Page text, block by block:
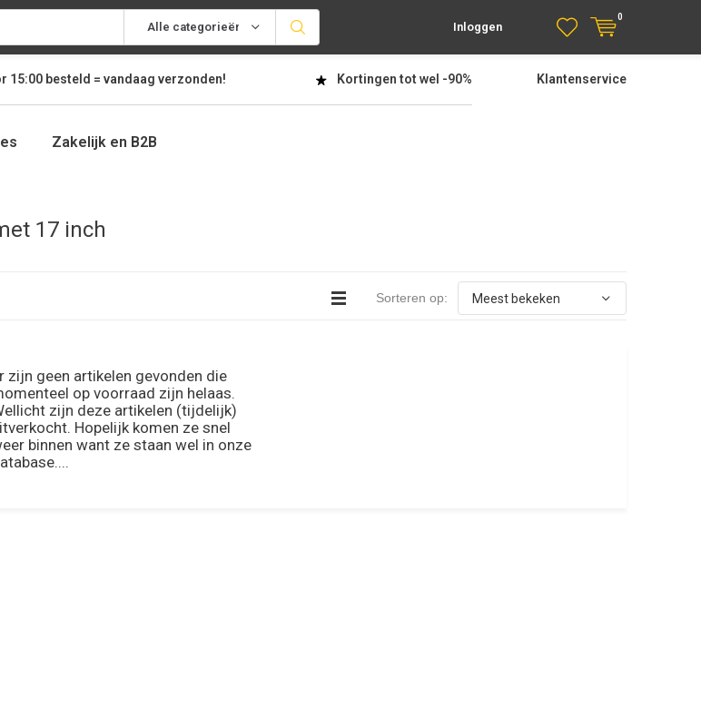
Alle categorieën Inloggen
0
15:00besteld = vandaag verzonden! Kortingen tot wel -90% Klantenservice
Zakelijk en B2B
17 inch
Sorteren op:
zijn geen artikelen gevonden die
op voorraad zijn helaas.
zijn deze artikelen (tijdelijk)
Hopelijk komen ze snel
binnen want ze staan wel in onze